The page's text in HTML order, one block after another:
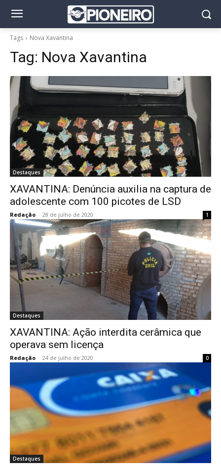
Tags Nova Xavantina
Tag: Nova Xavantina
Destaques
XAVANTINA: Denúncia auxilia na captura de
adolescente com 100 picotes de LSD
Redação - 28 de julho de 2020 1
Destaques
XAVANTINA: Ação interdita cerâmica que
operava sem licença
Redação - 24 de julho de 2020 0
Destaques